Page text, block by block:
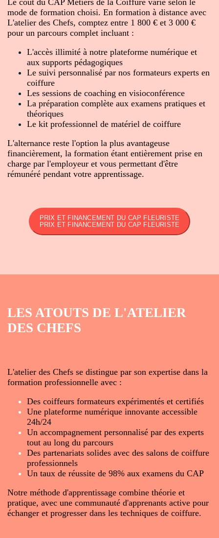
Le coût du CAP Métiers de la Coiffure varie selon le
mode de formation choisi. En formation à distance avec
L'atelier des Chefs, comptez entre 1 800 € et 3 000 €
pour un parcours complet incluant :
L'accès illimité à notre plateforme numérique et
aux supports pédagogiques
Le suivi personnalisé par nos formateurs experts en
coiffure
Les sessions de coaching en visioconférence
La préparation complète aux examens pratiques et
théoriques
Le kit professionnel de matériel de coiffure
L'alternance reste l'option la plus avantageuse
financièrement, la formation étant entièrement prise en
charge par l'employeur et vous permettant d'être
rémunéré pendant votre apprentissage.
PRIX ET FINANCEMENT DU CAP FLEURISTE
PRIX ET FINANCEMENT DU CAP FLEURISTE
LES ATOUTS DE L'ATELIER
DES CHEFS
L'atelier des Chefs se distingue par son expertise dans la
formation professionnelle avec :
Des coiffeurs formateurs expérimentés et certifiés
Une plateforme numérique innovante accessible
24h/24
Un accompagnement personnalisé par des experts
tout au long du parcours
Des partenariats solides avec des salons de coiffure
professionnels
Un taux de réussite de 98% aux examens du CAP
Notre méthode d'apprentissage combine théorie et
pratique, avec une communauté d'apprenants active pour
échanger et progresser dans les techniques de coiffure.